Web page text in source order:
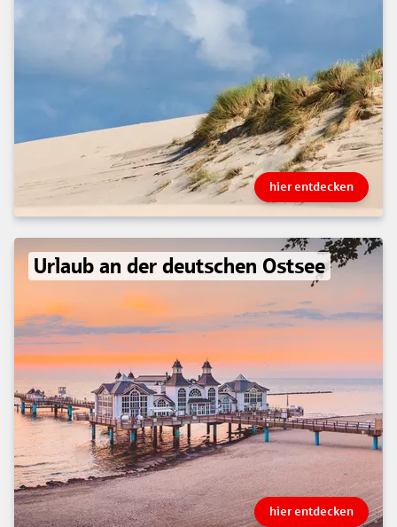
hier entdecken
Urlaub an der deutschen Ostsee
hier entdecken